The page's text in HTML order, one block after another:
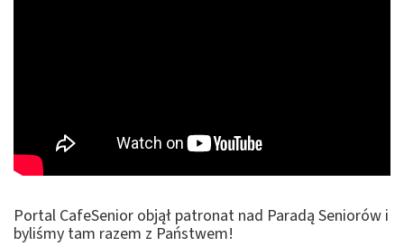
Portal CafeSenior objął patronat nad Paradą Seniorów i
byliśmy tam razem z Państwem!